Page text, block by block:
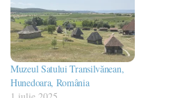
Muzeul Satului Transilvănean,
Hunedoara, România